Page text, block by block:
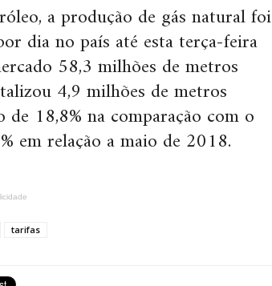
a produção de gás natural foi
dia no país até esta terça-feira
58,3 milhões de metros
4,9 milhões de metros
18,8% na comparação com o
em relação a maio de 2018.
tarifas